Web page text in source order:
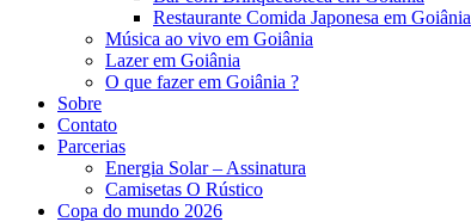
Restaurante Comida Japonesa em Goiânia
Música ao vivo em Goiânia
Lazer em Goiânia
O que fazer em Goiânia ?
Sobre
Contato
Parcerias
Energia Solar – Assinatura
Camisetas O Rústico
Copa do mundo 2026